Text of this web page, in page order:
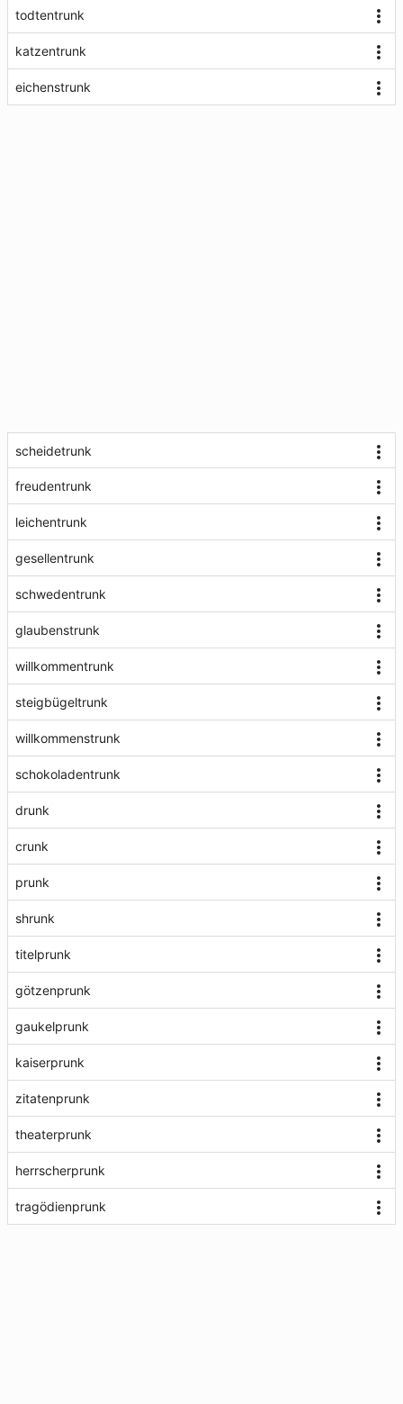
todtentrunk
katzentrunk
eichenstrunk
scheidetrunk
freudentrunk
leichentrunk
gesellentrunk
schwedentrunk
glaubenstrunk
willkommentrunk
steigbügeltrunk
willkommenstrunk
schokoladentrunk
drunk
crunk
prunk
shrunk
titelprunk
götzenprunk
gaukelprunk
kaiserprunk
zitatenprunk
theaterprunk
herrscherprunk
tragödienprunk